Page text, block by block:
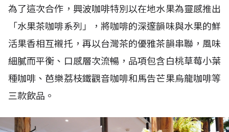
為了這次合作，興波咖啡特別以在地水果為靈感推出
「水果茶咖啡系列」，將咖啡的深邃韻味與水果的鮮
活果香相互襯托，再以台灣茶的優雅茶韻串聯，風味
細膩而平衡、口感層次流暢，品項包含白桃草莓小葉
種咖啡、芭樂荔枝鐵觀音咖啡和馬告芒果烏龍咖啡等
三款飲品。